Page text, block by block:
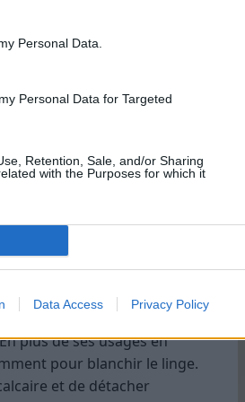
Personal Data.
Personal Data for Targeted
Retention, Sale, and/or Sharing
with the Purposes for which it
Data Access Privacy Policy
pour éliminer des taches
plutôt douce, ce qui en
pour un blanchiment
et
acétique. Il possède des
plus de ses usages en
pour blanchir le linge.
et de détacher